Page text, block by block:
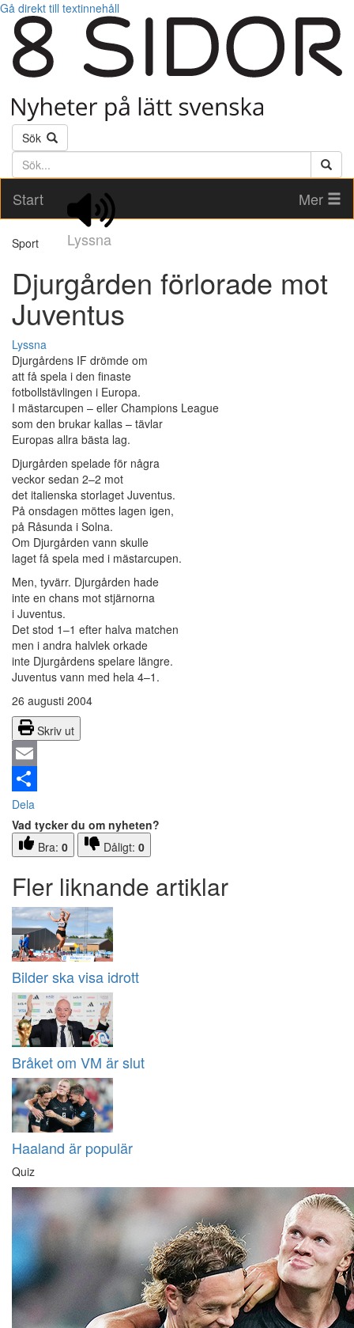
Gå direkt till textinnehåll
Sök
Söktext
Start
Lyssna
Mer
Sport
Djurgården förlorade mot
Juventus
Lyssna
Djurgårdens IF drömde om
att få spela i den finaste
fotbollstävlingen i Europa.
I mästarcupen – eller Champions League
som den brukar kallas – tävlar
Europas allra bästa lag.
Djurgården spelade för några
veckor sedan 2–2 mot
det italienska storlaget Juventus.
På onsdagen möttes lagen igen,
på Råsunda i Solna.
Om Djurgården vann skulle
laget få spela med i mästarcupen.
Men, tyvärr. Djurgården hade
inte en chans mot stjärnorna
i Juventus.
Det stod 1–1 efter halva matchen
men i andra halvlek orkade
inte Djurgårdens spelare längre.
Juventus vann med hela 4–1.
26 augusti 2004
Skriv ut
Email
Dela
Vad tycker du om nyheten?
Bra: 0 Dåligt: 0
Fler liknande artiklar
Bilder ska visa idrott
Bråket om VM är slut
Haaland är populär
Quiz